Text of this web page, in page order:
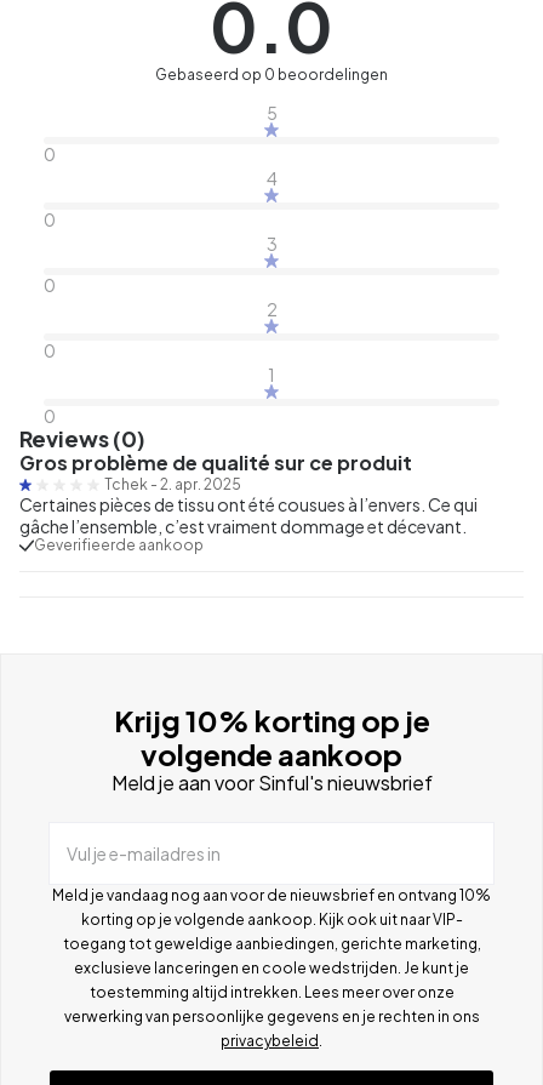
0.0
Gebaseerd op 0 beoordelingen
5
0
4
0
3
0
2
0
1
0
Reviews (0)
Gros problème de qualité sur ce produit
Tchek - 2. apr. 2025
Certaines pièces de tissu ont été cousues à l’envers. Ce qui
gâche l’ensemble, c’est vraiment dommage et décevant.
Geverifieerde aankoop
Krijg 10% korting op je
volgende aankoop
Meld je aan voor Sinful's nieuwsbrief
Vul je e-mailadres in
Meld je vandaag nog aan voor de nieuwsbrief en ontvang 10%
korting op je volgende aankoop. Kijk ook uit naar VIP-
toegang tot geweldige aanbiedingen, gerichte marketing,
exclusieve lanceringen en coole wedstrijden. Je kunt je
toestemming altijd intrekken. Lees meer over onze
verwerking van persoonlijke gegevens en je rechten in ons
privacybeleid